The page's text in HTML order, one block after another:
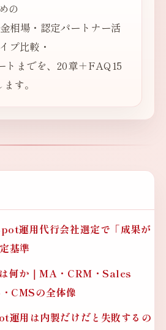
の
相場・認定パートナー活
プ比較・
トまでを、20章＋FAQ15
す。
運用代行会社選定で「成果が
基準
何か｜MA・CRM・Sales
CMSの全体像
用は内製だけだと失敗するの